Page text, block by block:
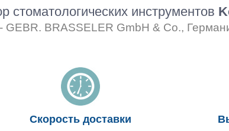
инструментов
GEBR. BRASSELER GmbH & Co.,
Скорость доставки